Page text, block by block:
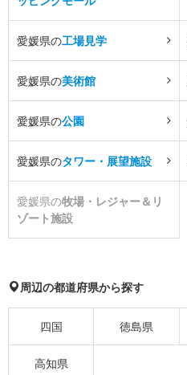
愛媛県の工場見学
愛媛県の美術館
愛媛県の公園
愛媛県のタワー・展望施設
愛媛県の牧場・レジャー＆リ
ゾート施設
周辺の都道府県から探す
四国 徳島県
高知県